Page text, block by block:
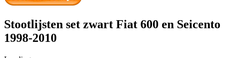
Stootlijsten set zwart Fiat 600 en Seicento
1998-2010